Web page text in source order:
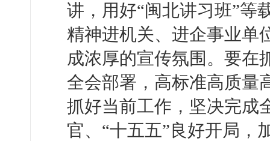
讲，用好“闽北讲习班”等
精神进机关、进企事业单
成浓厚的宣传氛围。要在
全会部署，高标准高质量
抓好当前工作，坚决完成
官、“十五五”良好开局，